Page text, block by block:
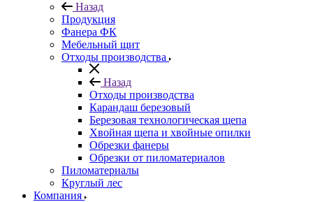
Назад
Продукция
Фанера ФК
Мебельный щит
Отходы производства
Назад
Отходы производства
Карандаш березовый
Березовая технологическая щепа
Хвойная щепа и хвойные опилки
Обрезки фанеры
Обрезки от пиломатериалов
Пиломатериалы
Круглый лес
Компания